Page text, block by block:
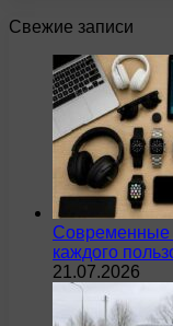
Свежие записи
Современные
каждого
21.07.2026